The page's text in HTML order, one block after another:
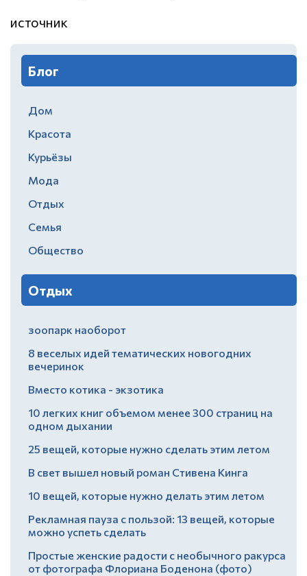
источник
Блог
Дом
Красота
Курьёзы
Мода
Отдых
Семья
Общество
Отдых
зоопарк наоборот
8 веселых идей тематических новогодних
вечеринок
Вместо котика - экзотика
10 легких книг объемом менее 300 страниц на
одном дыхании
25 вещей, которые нужно сделать этим летом
В свет вышел новый роман Стивена Кинга
10 вещей, которые нужно делать этим летом
Рекламная пауза с пользой: 13 вещей, которые
можно успеть сделать
Простые женские радости с необычного ракурса
от фотографа Флориана Боденона (фото)